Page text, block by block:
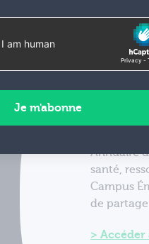
Annuaire
santé,
Campus
de
Accéder